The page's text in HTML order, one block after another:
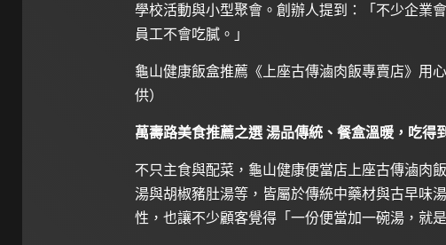
學校活動與小型聚會。創辦人提到：「不少企業
員工不會吃膩。」
龜山健康飯盒推薦《上座古傳滷肉飯專賣店》用
供）
萬壽路美食推薦之選 湯品傳統、餐盒溫暖，吃得
不只主食與配菜，龜山健康便當店上座古傳滷肉
湯與胡椒豬肚湯等，皆屬於傳統中藥材與古早味
性，也讓不少顧客覺得「一份便當加一碗湯，就是